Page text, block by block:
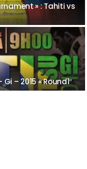
» : Tahiti vs
– 2015 « Round1″